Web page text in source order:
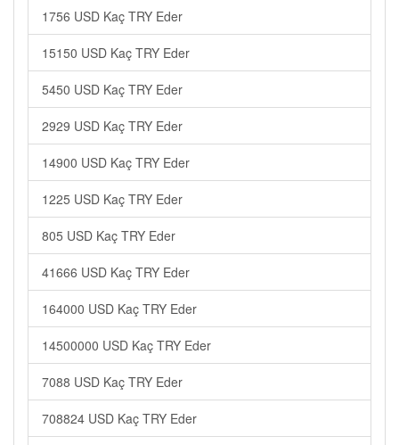
1756 USD Kaç TRY Eder
15150 USD Kaç TRY Eder
5450 USD Kaç TRY Eder
2929 USD Kaç TRY Eder
14900 USD Kaç TRY Eder
1225 USD Kaç TRY Eder
805 USD Kaç TRY Eder
41666 USD Kaç TRY Eder
164000 USD Kaç TRY Eder
14500000 USD Kaç TRY Eder
7088 USD Kaç TRY Eder
708824 USD Kaç TRY Eder